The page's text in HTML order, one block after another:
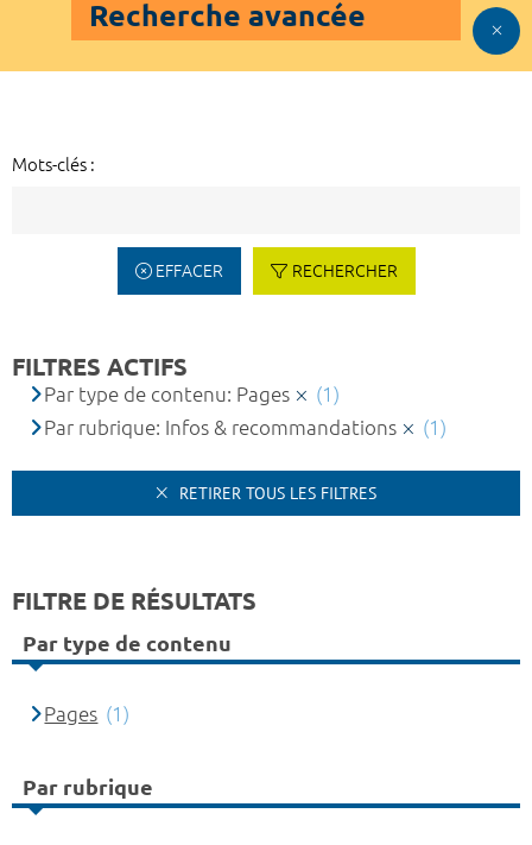
Recherche avancée
Mots-clés :
EFFACER RECHERCHER
FILTRES ACTIFS
Par type de contenu: Pages
(1)
Par rubrique: Infos & recommandations
(1)
RETIRER TOUS LES FILTRES
FILTRE DE RÉSULTATS
Par type de contenu
Pages (1)
Par rubrique